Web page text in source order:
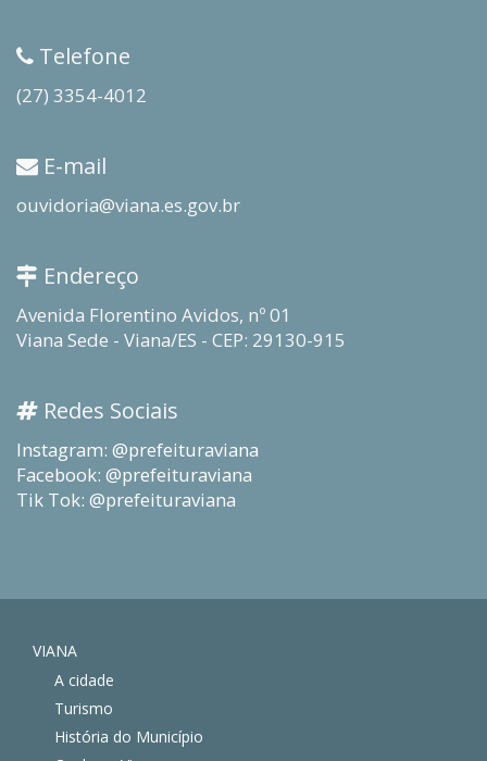
Telefone
(27) 3354-4012
E-mail
ouvidoria@viana.es.gov.br
Endereço
Avenida Florentino Avidos, nº 01
Viana Sede - Viana/ES - CEP: 29130-915
Redes Sociais
Instagram: @prefeituraviana
Facebook: @prefeituraviana
Tik Tok: @prefeituraviana
VIANA
A cidade
Turismo
História do Município